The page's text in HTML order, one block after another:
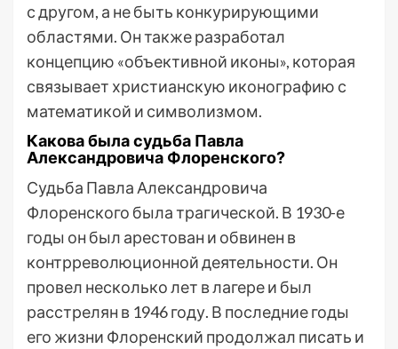
с другом, а не быть конкурирующими
областями. Он также разработал
концепцию «объективной иконы», которая
связывает христианскую иконографию с
математикой и символизмом.
Какова была судьба Павла
Александровича Флоренского?
Судьба Павла Александровича
Флоренского была трагической. В 1930-е
годы он был арестован и обвинен в
контрреволюционной деятельности. Он
провел несколько лет в лагере и был
расстрелян в 1946 году. В последние годы
его жизни Флоренский продолжал писать и